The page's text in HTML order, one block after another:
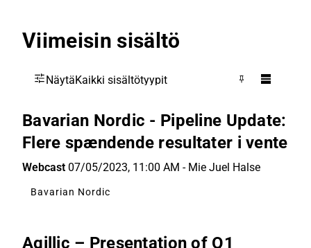
Viimeisin sisältö
NäytäKaikki sisältötyypit
Bavarian Nordic - Pipeline Update:
Flere spændende resultater i vente
Webcast 07/05/2023, 11:00 AM - Mie Juel Halse
Bavarian Nordic
Agillic – Presentation of Q1